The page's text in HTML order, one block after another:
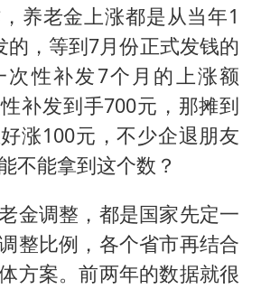
养老金上涨都是从当年1
的，等到7月份正式发钱的
次性补发7个月的上涨额
补发到手700元，那摊到
涨100元，不少企退朋友
不能拿到这个数？
金调整，都是国家先定一
整比例，各个省市再结合
方案。前两年的数据就很